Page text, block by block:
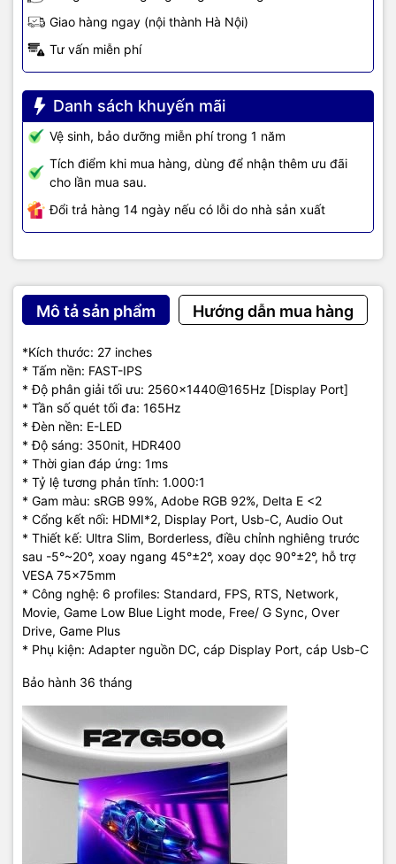
Giao hàng ngay (nội thành Hà Nội)
Tư vấn miễn phí
Danh sách khuyến mãi
Vệ sinh, bảo dưỡng miễn phí trong 1 năm
Tích điểm khi mua hàng, dùng để nhận thêm ưu đãi
cho lần mua sau.
Đổi trả hàng 14 ngày nếu có lỗi do nhà sản xuất
Mô tả sản phẩm Hướng dẫn mua hàng
*Kích thước: 27 inches
* Tấm nền: FAST-IPS
* Độ phân giải tối ưu: 2560×1440@165Hz [Display Port]
* Tần số quét tối đa: 165Hz
* Đèn nền: E-LED
* Độ sáng: 350nit, HDR400
* Thời gian đáp ứng: 1ms
* Tỷ lệ tương phản tĩnh: 1.000:1
* Gam màu: sRGB 99%, Adobe RGB 92%, Delta E <2
* Cổng kết nối: HDMI*2, Display Port, Usb-C, Audio Out
* Thiết kế: Ultra Slim, Borderless, điều chỉnh nghiêng trước
sau -5°~20°, xoay ngang 45°±2°, xoay dọc 90°±2°, hỗ trợ
VESA 75x75mm
* Công nghệ: 6 profiles: Standard, FPS, RTS, Network,
Movie, Game Low Blue Light mode, Free/ G Sync, Over
Drive, Game Plus
* Phụ kiện: Adapter nguồn DC, cáp Display Port, cáp Usb-C
Bảo hành 36 tháng